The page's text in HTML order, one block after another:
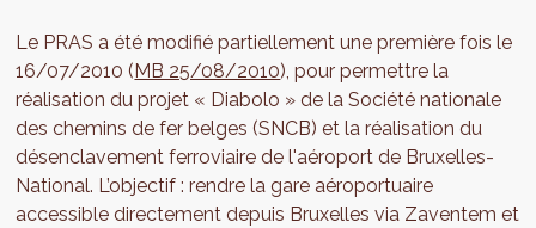
Le PRAS a été modifié partiellement une première fois le
16/07/2010 (MB 25/08/2010), pour permettre la
réalisation du projet « Diabolo » de la Société nationale
des chemins de fer belges (SNCB) et la réalisation du
désenclavement ferroviaire de l'aéroport de Bruxelles-
National. L’objectif : rendre la gare aéroportuaire
accessible directement depuis Bruxelles via Zaventem et